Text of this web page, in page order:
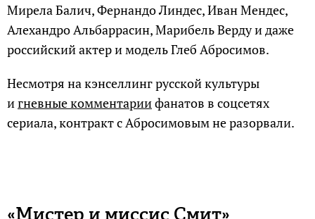
Мирела Балич, Фернандо Линдес, Иван Мендес,
Алехандро Альбаррасин, Марибель Верду и даже
российский актер и модель Глеб Абросимов.
Несмотря на кэнселлинг русской культуры
игневные комментариифанатов в соцсетях
сериала, контракт с Абросимовым не разорвали.